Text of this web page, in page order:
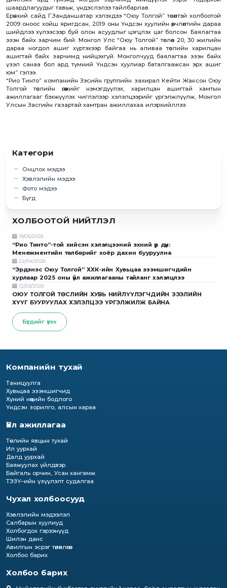
шаардлагуудыг тавьж, үндэслэлээ тайлбарлав.
Ерөнхий сайд Г.Занданшатар хэлэхдээ “Оюу Толгой” төсөлтэй холбоотой
2009 оноос хойш яригдсан, 2019 оны Үндсэн хуулийн өөрчлөлтийн дараа
шийдлээ хүлээсээр буй олон асуудлыг цэгцлэх цаг болсон. Баялагтаа
эзэн байх зарчим бий. Монгол Улс “Оюу Толгой” төслөөс 20, 30 жилийн
дараа ногдол ашиг хүртэхээр байгаа нь аливаа төслийн харилцан
ашигтай байх зарчимд нийцэхгүй. Монголчууд баялагтаа эзэн байх
үзэл санаа бол ард түмний Үндсэн хуулиар баталгаажсан эрх ашиг
юм” гэлээ.
“Рио Тинто” компанийн Зэсийн группийн захирал Кейти Жаксон Оюу
Толгой төслийн өгөөжийг нэмэгдүүлэх, харилцан ашигтай хамтын
ажиллагааг бэхжүүлэх чиглэлээр хэлэлцээрийг үргэлжлүүлж, Монгол
Улсын Засгийн газартай хамтран ажиллахаа илэрхийллээ.
Категори
Онцлох мэдээ
Хэвлэлийн мэдээ
Фото мэдээ
Бүгд
ХОЛБООТОЙ НИЙТЛЭЛ
19/05/2026
“Рио Тинто”-той хийсэн хэлэлцээний эхний үр дүн:
Менежментийн төлбөрийг хоёр дахин бууруулна
22/04/2026
“Эрдэнэс Оюу Толгой” ХХК-ийн Хувьцаа эзэмшигчдийн
хурлаар 2025 оны үйл ажиллагааны тайланг хэлэлцлээ
12/03/2026
ОЮУ ТОЛГОЙ ТӨСЛИЙН ХУВЬ НИЙЛҮҮЛЭГЧДИЙН ЗЭЭЛИЙН
ХҮҮГ БУУРУУЛАХ ХЭЛЭЛЦЭЭ ҮРГЭЛЖИЛЖ БАЙНА
Бүгдийг үзэх
Компанийн тухай
Таницуулга
Хувьцаа эзэмшигчид
Хүний нөөцийн бодлого
Үндсэн зорилго, алсын хараа
Үйл ажиллагаа
Төслийн явцын тухай
Ил уурхай
Далд уурхай
Баяжуулах үйлдвэр
Байгаль орчин, Усан хангамж
ТЭЗҮ–ийн үзүүлэлт судалгаа
Чухал холбоосууд
Хэвлэлийн мэдээлэл
Салбарын хуулиуд
Холбогдох гэрээнүүд
Шилэн данс
Авилгын эсрэг төлөвлөгөө
Холбоо барих
Холбоо барих